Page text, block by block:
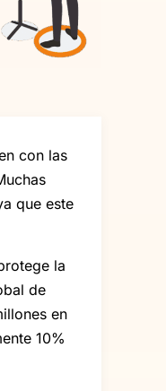
con las
que este
la
de
en
10%